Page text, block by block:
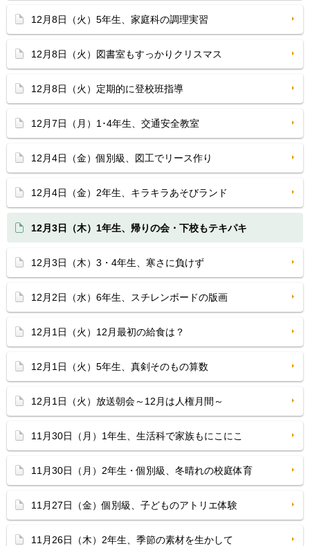
12月8日（火）5年生、家庭科の調理実習
12月8日（火）図書室もすっかりクリスマス
12月8日（火）定期的に登校班指導
12月7日（月）1･4年生、交通安全教室
12月4日（金）個別級、図工でリース作り
12月4日（金）2年生、キラキラあそびランド
12月3日（木）1年生、帰りの会・下校もテキパキ
12月3日（木）3・4年生、寒さに負けず
12月2日（水）6年生、スチレンボードの版画
12月1日（火）12月最初の給食は？
12月1日（火）5年生、真剣そのもの算数
12月1日（火）放送朝会～12月は人権月間～
11月30日（月）1年生、生活科で家族もにこにこ
11月30日（月）2年生・個別級、冬晴れの校庭体育
11月27日（金）個別級、子どものアトリエ体験
11月26日（木）2年生、季節の素材を生かして